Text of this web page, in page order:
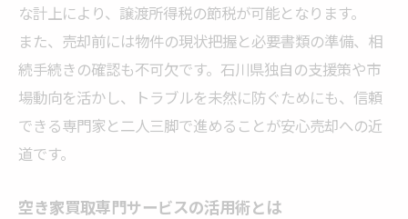
な計上により、譲渡所得税の節税が可能となります。
また、売却前には物件の現状把握と必要書類の準備、相
続手続きの確認も不可欠です。石川県独自の支援策や市
場動向を活かし、トラブルを未然に防ぐためにも、信頼
できる専門家と二人三脚で進めることが安心売却への近
道です。
空き家買取専門サービスの活用術とは